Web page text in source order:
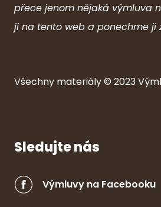
přece jenom nějaká výmluva
ji na tento web a ponechme ji
Všechny materiály © 2023
Sledujte nás
Výmluvy na Facebooku